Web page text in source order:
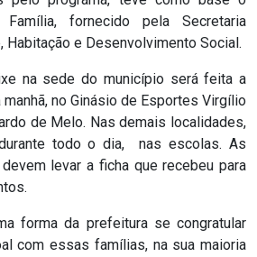
fornecido pela Secretaria
Habitação e Desenvolvimento Social.
na sede do município será feita a
no Ginásio de Esportes Virgílio
de Melo. Nas demais localidades,
todo o dia, nas escolas. As
levar a ficha que recebeu para
forma da prefeitura se congratular
com essas famílias, na sua maioria